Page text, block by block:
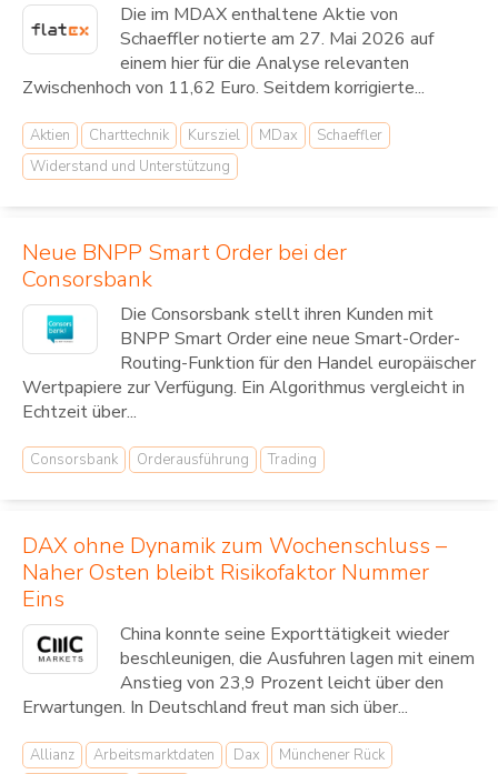
Die im MDAX enthaltene Aktie von
Schaeffler notierte am 27. Mai 2026 auf
einem hier für die Analyse relevanten
Zwischenhoch von 11,62 Euro. Seitdem korrigierte...
Aktien Charttechnik Kursziel MDax
Schaeffler
Widerstand und Unterstützung
Neue BNPP Smart Order bei der
Consorsbank
Die Consorsbank stellt ihren Kunden mit
BNPP Smart Order eine neue Smart-Order-
Routing-Funktion für den Handel europäischer
Wertpapiere zur Verfügung. Ein Algorithmus vergleicht in
Echtzeit über...
Consorsbank Orderausführung Trading
DAX ohne Dynamik zum Wochenschluss –
Naher Osten bleibt Risikofaktor Nummer
Eins
China konnte seine Exporttätigkeit wieder
beschleunigen, die Ausfuhren lagen mit einem
Anstieg von 23,9 Prozent leicht über den
Erwartungen. In Deutschland freut man sich über...
Allianz Arbeitsmarktdaten Dax
Münchener Rück